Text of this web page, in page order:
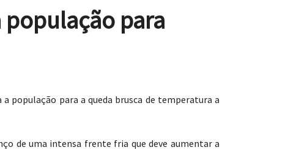
para
população para a queda brusca de temperatura a
de uma intensa frente fria que deve aumentar a